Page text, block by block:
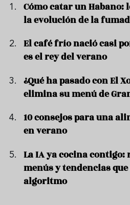
Cómo catar un
la evolución de la
El café frío nació casi
es el rey del verano
¿Qué ha pasado con El
elimina su menú de
10 consejos para una
en verano
La IA ya cocina contigo:
menús y tendencias
algoritmo